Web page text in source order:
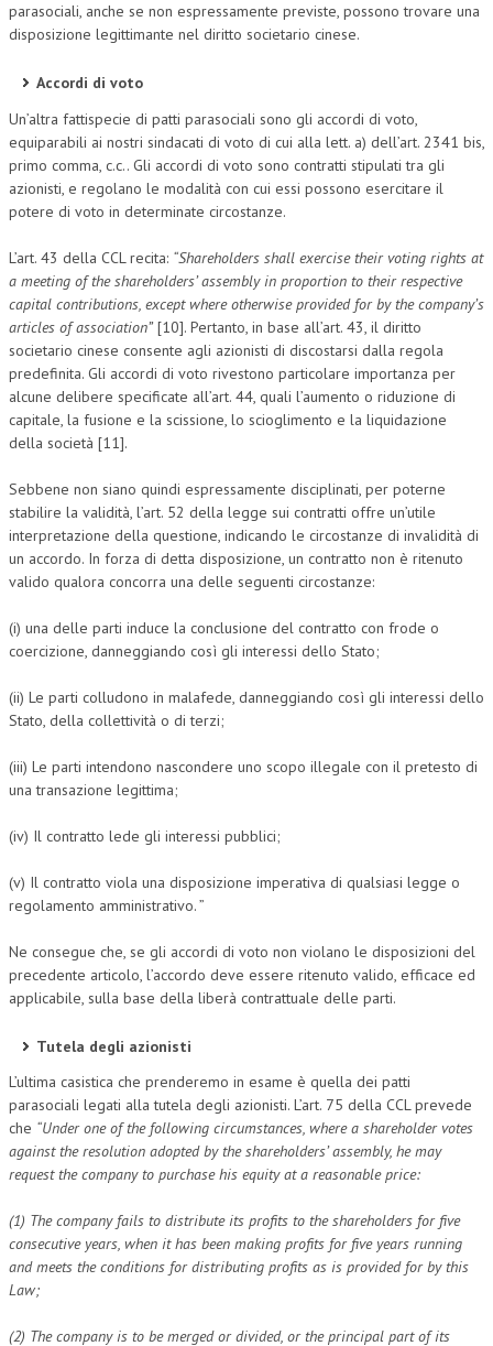
parasociali, anche se non espressamente previste, possono trovare una
disposizione legittimante nel diritto societario cinese.
Accordi di voto
Un’altra fattispecie di patti parasociali sono gli accordi di voto,
equiparabili ai nostri sindacati di voto di cui alla lett. a) dell’art. 2341 bis,
primo comma, c.c.. Gli accordi di voto sono contratti stipulati tra gli
azionisti, e regolano le modalità con cui essi possono esercitare il
potere di voto in determinate circostanze.
L’art. 43 della CCL recita: “Shareholders shall exercise their voting rights at
a meeting of the shareholders’ assembly in proportion to their respective
capital contributions, except where otherwise provided for by the company’s
articles of association”[10]. Pertanto, in base all’art. 43, il diritto
societario cinese consente agli azionisti di discostarsi dalla regola
predefinita. Gli accordi di voto rivestono particolare importanza per
alcune delibere specificate all’art. 44, quali l’aumento o riduzione di
capitale, la fusione e la scissione, lo scioglimento e la liquidazione
della società [11].
Sebbene non siano quindi espressamente disciplinati, per poterne
stabilire la validità, l’art. 52 della legge sui contratti offre un’utile
interpretazione della questione, indicando le circostanze di invalidità di
un accordo. In forza di detta disposizione, un contratto non è ritenuto
valido qualora concorra una delle seguenti circostanze:
(i) una delle parti induce la conclusione del contratto con frode o
coercizione, danneggiando così gli interessi dello Stato;
(ii) Le parti colludono in malafede, danneggiando così gli interessi dello
Stato, della collettività o di terzi;
(iii) Le parti intendono nascondere uno scopo illegale con il pretesto di
una transazione legittima;
(iv) Il contratto lede gli interessi pubblici;
(v) Il contratto viola una disposizione imperativa di qualsiasi legge o
regolamento amministrativo. ”
Ne consegue che, se gli accordi di voto non violano le disposizioni del
precedente articolo, l’accordo deve essere ritenuto valido, efficace ed
applicabile, sulla base della liberà contrattuale delle parti.
Tutela degli azionisti
L’ultima casistica che prenderemo in esame è quella dei patti
parasociali legati alla tutela degli azionisti. L’art. 75 della CCL prevede
che “Under one of the following circumstances, where a shareholder votes
against the resolution adopted by the shareholders’ assembly, he may
request the company to purchase his equity at a reasonable price:
(1) The company fails to distribute its profits to the shareholders for five
consecutive years, when it has been making profits for five years running
and meets the conditions for distributing profits as is provided for by this
Law;
(2) The company is to be merged or divided, or the principal part of its